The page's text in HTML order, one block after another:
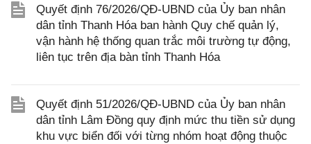
Quyết định 76/2026/QĐ-UBND của Ủy ban nhân
dân tỉnh Thanh Hóa ban hành Quy chế quản lý,
vận hành hệ thống quan trắc môi trường tự động,
liên tục trên địa bàn tỉnh Thanh Hóa
Quyết định 51/2026/QĐ-UBND của Ủy ban nhân
dân tỉnh Lâm Đồng quy định mức thu tiền sử dụng
khu vực biển đối với từng nhóm hoạt động thuộc